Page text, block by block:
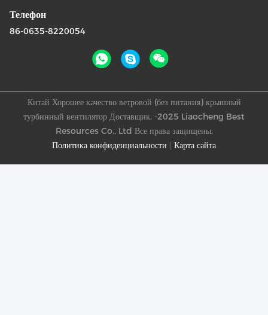
Телефон
86-0635-8220054
Политика конфиденциальности Карта сайта
Китай Хорошее качество ветровой (без питания) крышный
турбинный вентилятор Доставщик. -2025 Liaocheng Best
Resources Co., Ltd Все права защищены.